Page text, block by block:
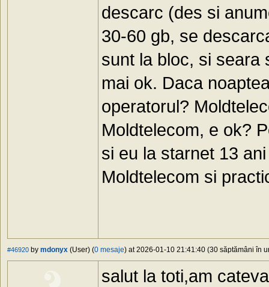
descarc (des si
30-60 gb, se
sunt la bloc, si seara
mai ok. Daca
operatorul?
Moldtelecom, e ok?
si eu la starnet 13
Moldtelecom si
#46920 by mdonyx (User) (0 mesaje) at 2026-01-10 21:41:40 (30 săptămâni în
salut la toti,am